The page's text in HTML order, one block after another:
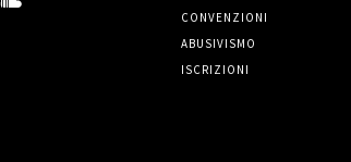
CONVENZIONI
ABUSIVISMO
ISCRIZIONI